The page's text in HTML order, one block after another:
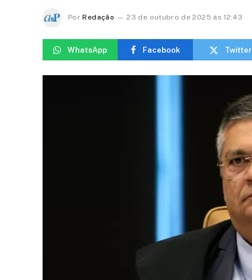
Por Redação 23 de outubro de 2025 às 12:43
WhatsApp Facebook Twitter